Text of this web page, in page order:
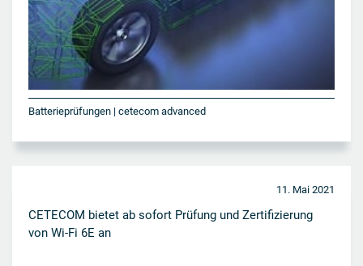
Batterieprüfungen | cetecom advanced
11. Mai 2021
CETECOM bietet ab sofort Prüfung und Zertifizierung
von Wi-Fi 6E an